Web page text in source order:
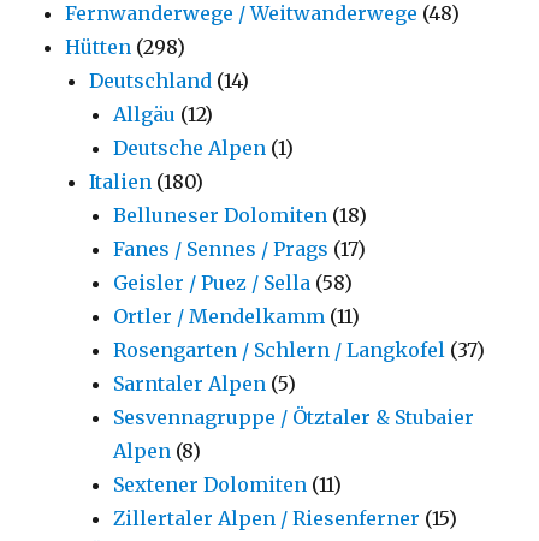
Fernwanderwege / Weitwanderwege (48)
Hütten (298)
Deutschland (14)
Allgäu (12)
Deutsche Alpen (1)
Italien (180)
Belluneser Dolomiten (18)
Fanes / Sennes / Prags (17)
Geisler / Puez / Sella (58)
Ortler / Mendelkamm (11)
Rosengarten / Schlern / Langkofel (37)
Sarntaler Alpen (5)
Sesvennagruppe / Ötztaler & Stubaier
Alpen (8)
Sextener Dolomiten (11)
Zillertaler Alpen / Riesenferner (15)